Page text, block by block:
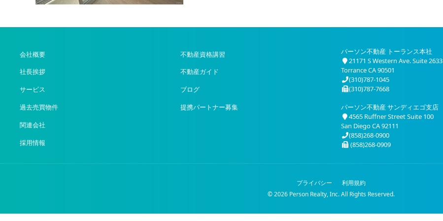
会社概要
社長挨拶
サービス
過去売買物件
関連会社
採用情報
不動産資格講習
不動産ガイド
ブログ
提携パートナー募集
パーソン不動産 トーランス本社
21171 S Western Ave. Suite 2633
Torrance CA 90501
(310)787-1045
(310)787-7668
パーソン不動産 サンディエゴ支店
4565 Ruffner Street Suite 100
San Diego CA 92111
(858)268-0900
(858)268-0909
プライバシー
利用規約
© 2026 Person Realty, Inc. All Rights Reserved.